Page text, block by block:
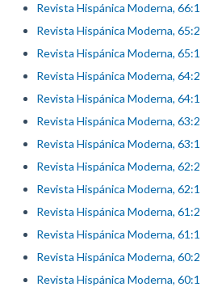
Revista Hispánica Moderna,
Revista Hispánica Moderna,
Revista Hispánica Moderna,
Revista Hispánica Moderna,
Revista Hispánica Moderna,
Revista Hispánica Moderna,
Revista Hispánica Moderna,
Revista Hispánica Moderna,
Revista Hispánica Moderna,
Revista Hispánica Moderna,
Revista Hispánica Moderna,
Revista Hispánica Moderna,
Revista Hispánica Moderna,